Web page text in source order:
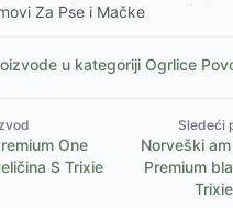
Za Pse i Mačke
u kategoriji Ogrlice
One
S Trixie
Sledeći
Norveški
Premium